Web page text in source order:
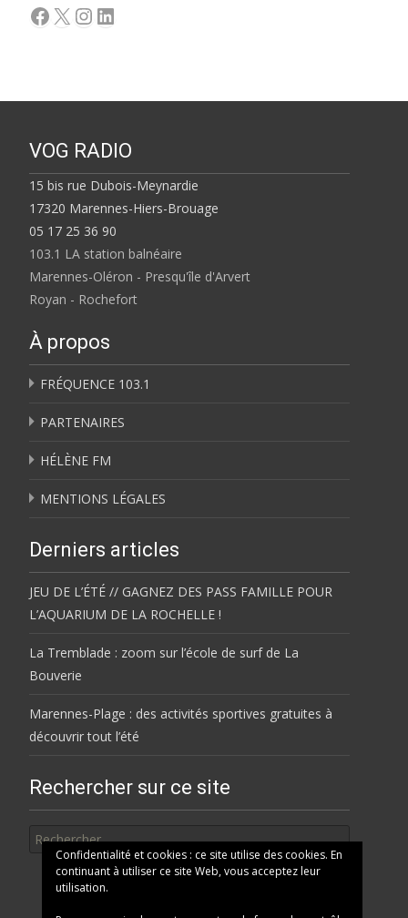
Facebook
X Instagram
LinkedIn
VOG RADIO
15 bis rue Dubois-Meynardie
17320 Marennes-Hiers-Brouage
05 17 25 36 90
103.1 LA station balnéaire
Marennes-Oléron - Presqu'île d'Arvert
Royan - Rochefort
À propos
FRÉQUENCE 103.1
PARTENAIRES
HÉLÈNE FM
MENTIONS LÉGALES
Derniers articles
JEU DE L’ÉTÉ // GAGNEZ DES PASS FAMILLE POUR
L’AQUARIUM DE LA ROCHELLE !
La Tremblade : zoom sur l’école de surf de La
Bouverie
Marennes-Plage : des activités sportives gratuites à
découvrir tout l’été
Rechercher sur ce site
Confidentialité et cookies : ce site utilise des cookies. En
continuant à utiliser ce site Web, vous acceptez leur
utilisation.